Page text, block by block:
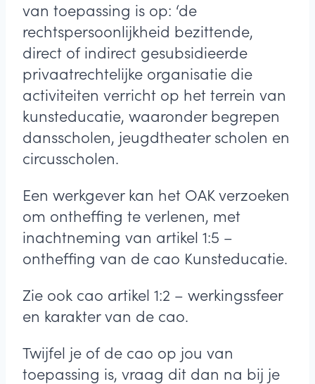
van toepassing is op: ‘de
rechtspersoonlijkheid bezittende,
direct of indirect gesubsidieerde
privaatrechtelijke organisatie die
activiteiten verricht op het terrein van
kunsteducatie, waaronder begrepen
dansscholen, jeugdtheater scholen en
circusscholen.
Een werkgever kan het OAK verzoeken
om ontheffing te verlenen, met
inachtneming van artikel 1:5 –
ontheffing van de cao Kunsteducatie.
Zie ook cao artikel 1:2 – werkingssfeer
en karakter van de cao.
Twijfel je of de cao op jou van
toepassing is, vraag dit dan na bij je